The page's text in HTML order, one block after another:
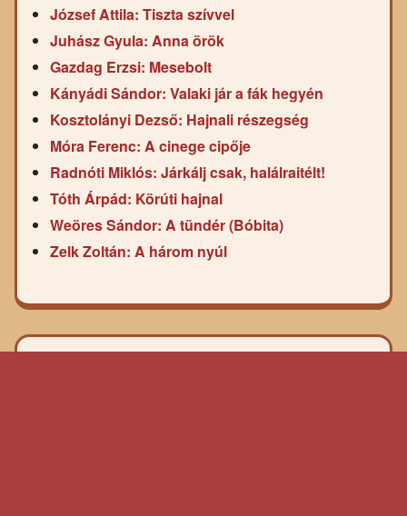
József Attila: Tiszta szívvel
Juhász Gyula: Anna örök
Gazdag Erzsi: Mesebolt
Kányádi Sándor: Valaki jár a fák hegyén
Kosztolányi Dezső: Hajnali részegség
Móra Ferenc: A cinege cipője
Radnóti Miklós: Járkálj csak, halálraitélt!
Tóth Árpád: Körúti hajnal
Weöres Sándor: A tündér (Bóbita)
Zelk Zoltán: A három nyúl